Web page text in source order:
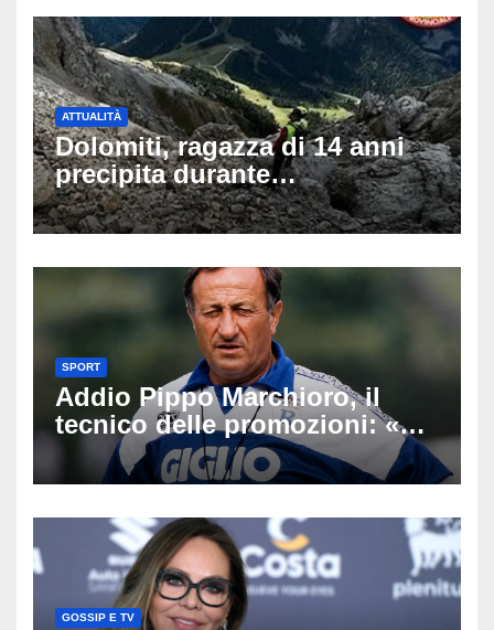
ATTUALITÀ
Dolomiti, ragazza di 14 anni
precipita durante
un’escursione: tragedia sul
Latemar davanti alla famiglia
SPORT
Addio Pippo Marchioro, il
tecnico delle promozioni: «Ha
scritto pagine indimenticabili
del nostro calcio»
GOSSIP E TV